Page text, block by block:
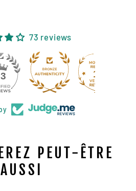
73 reviews
11
PEUT-ÊTRE
AUSSI